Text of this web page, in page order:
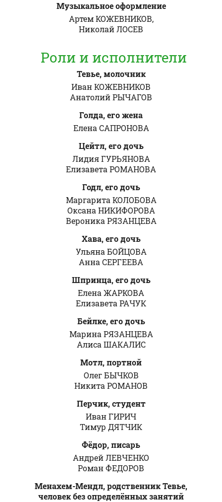
Музыкальное оформление
Артем КОЖЕВНИКОВ,
Николай ЛОСЕВ
Роли и исполнители
Тевье, молочник
Иван КОЖЕВНИКОВ
Анатолий РЫЧАГОВ
Голда, его жена
Елена САПРОНОВА
Цейтл, его дочь
Лидия ГУРЬЯНОВА
Елизавета РОМАНОВА
Годл, его дочь
Маргарита КОЛОБОВА
Оксана НИКИФОРОВА
Вероника РЯЗАНЦЕВА
Хава, его дочь
Ульяна БОЙЦОВА
Анна СЕРГЕЕВА
Шпринца, его дочь
Елена ЖАРКОВА
Елизавета РАЧУК
Бейлке, его дочь
Марина РЯЗАНЦЕВА
Алиса ШАКАЛИС
Мотл, портной
Олег БЫЧКОВ
Никита РОМАНОВ
Перчик, студент
Иван ГИРИЧ
Тимур ДЯТЧИК
Фёдор, писарь
Андрей ЛЕВЧЕНКО
Роман ФЕДОРОВ
Менахем-Мендл, родственник Тевье,
человек без определённых занятий